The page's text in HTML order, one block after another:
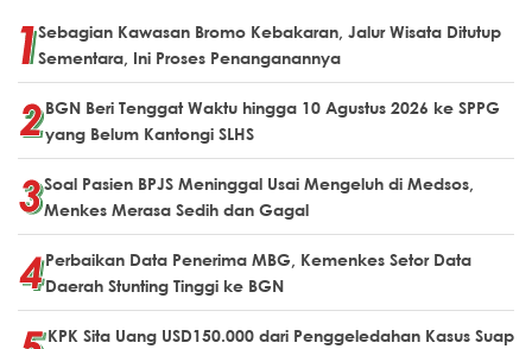
Sebagian Kawasan Bromo Kebakaran, Jalur Wisata Ditutup
Sementara, Ini Proses Penanganannya
BGN Beri Tenggat Waktu hingga 10 Agustus 2026 ke SPPG
yang Belum Kantongi SLHS
Soal Pasien BPJS Meninggal Usai Mengeluh di Medsos,
Menkes Merasa Sedih dan Gagal
Perbaikan Data Penerima MBG, Kemenkes Setor Data
Daerah Stunting Tinggi ke BGN
KPK Sita Uang USD150.000 dari Penggeledahan Kasus Suap